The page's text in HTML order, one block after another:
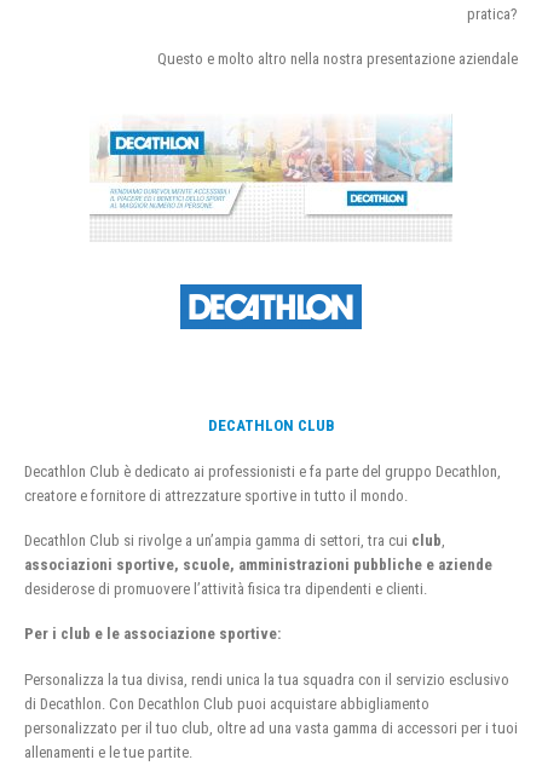
pratica?
Questo e molto altro nella nostra presentazione aziendale
DECATHLON CLUB
Decathlon Club è dedicato ai professionisti e fa parte del gruppo Decathlon,
creatore e fornitore di attrezzature sportive in tutto il mondo.
Decathlon Club si rivolge a un’ampia gamma di settori, tra cui club
associazioni sportive, scuole, amministrazioni pubbliche e aziende
desiderose di promuovere l’attività fisica tra dipendenti e clienti.
Per i club e le associazione sportive:
Personalizza la tua divisa, rendi unica la tua squadra con il servizio esclusivo
di Decathlon. Con Decathlon Club puoi acquistare abbigliamento
personalizzato per il tuo club, oltre ad una vasta gamma di accessori per i tuoi
allenamenti e le tue partite.